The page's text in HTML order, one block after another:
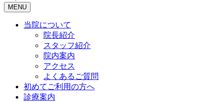
MENU
当院について
院長紹介
スタッフ紹介
院内案内
アクセス
よくあるご質問
初めてご利用の方へ
診療案内